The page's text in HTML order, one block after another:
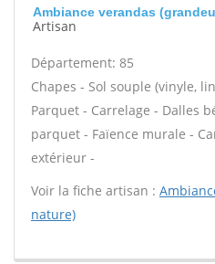
Ambiance verandas
Artisan
Département: 85
Chapes - Sol souple (vinyle,
Parquet - Carrelage - Dalles
parquet - Faïence murale -
extérieur -
Voir la fiche artisan :
nature)